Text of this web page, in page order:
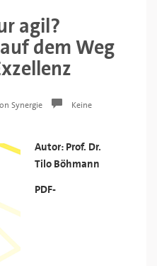
agil?
dem Weg
Synergie
Keine
Autor: Prof. Dr.
Tilo Böhmann
PDF-